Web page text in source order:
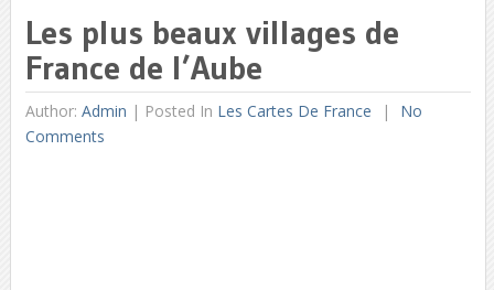
Les plus beaux villages de
France de l’Aube
Author: Admin | Posted In Les Cartes De France
No
Comments